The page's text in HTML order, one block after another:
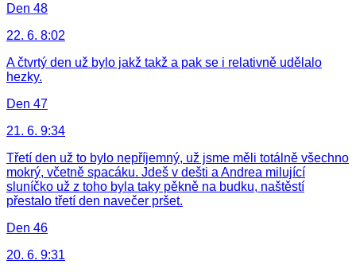
Den 48
22. 6. 8:02
A čtvrtý den už bylo jakž takž a pak se i relativně udělalo
hezky.
Den 47
21. 6. 9:34
Třetí den už to bylo nepříjemný, už jsme měli totálně všechno
mokrý, včetně spacáku. Jdeš v dešti a Andrea milující
sluníčko už z toho byla taky pěkně na budku, naštěstí
přestalo třetí den navečer pršet.
Den 46
20. 6. 9:31